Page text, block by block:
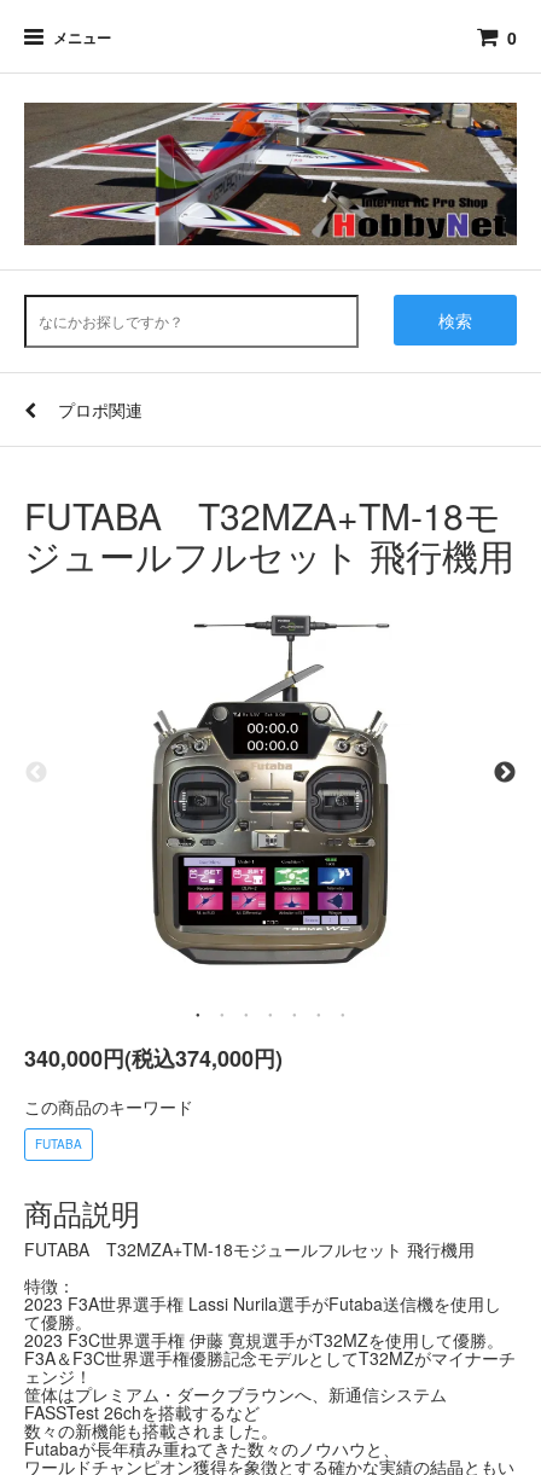
メニュー 0
検索
プロポ関連
FUTABA T32MZA+TM-18モ
ジュールフルセット 飛行機用
340,000円(税込374,000円)
この商品のキーワード
FUTABA
商品説明
FUTABA T32MZA+TM-18モジュールフルセット 飛行機用
特徴：
2023 F3A世界選手権 Lassi Nurila選手がFutaba送信機を使用し
て優勝。
2023 F3C世界選手権 伊藤 寛規選手がT32MZを使用して優勝。
F3A＆F3C世界選手権優勝記念モデルとしてT32MZがマイナーチ
ェンジ！
筐体はプレミアム・ダークブラウンへ、新通信システム
FASSTest 26chを搭載するなど
数々の新機能も搭載されました。
Futabaが長年積み重ねてきた数々のノウハウと、
ワールドチャンピオン獲得を象徴とする確かな実績の結晶ともい